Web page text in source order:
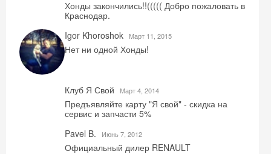
Хонды закончились!!((((( Добро пожаловать в
Краснодар.
Igor Khoroshok
Mарт 11, 2015
Нет ни одной Хонды!
Клуб Я Свой Mарт 4, 2014
Предъявляйте карту "Я свой" - скидка на
сервис и запчасти 5%
Pavel B.
Июнь 7, 2012
Официальный дилер RENAULT
Получить промокод